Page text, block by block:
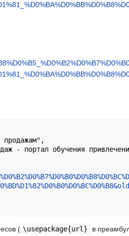
( \usepackage{url} в